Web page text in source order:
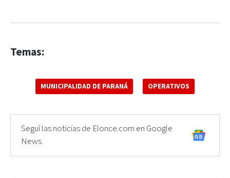
Temas:
MUNICIPALIDAD DE PARANÁ OPERATIVOS
Seguí las noticias de Elonce.com en Google
News